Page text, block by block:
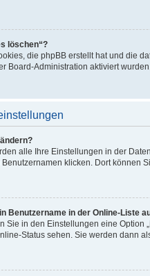
löschen“?
die phpBB erstellt hat und die
Board-Administration aktiviert
alle Ihre Einstellungen in der
klicken. Dort können
Benutzername in der Online-Liste
Sie in den Einstellungen eine Option
Status sehen. Sie werden dann